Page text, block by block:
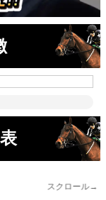
スクロール→